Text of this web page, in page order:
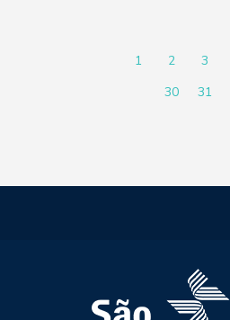
1 2 3
30
31